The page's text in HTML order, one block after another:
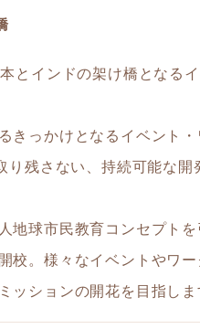
とインドの架け橋となるイ
きっかけとなるイベント・
り残さない、持続可能な開
地球市民教育コンセプトを
。様々なイベントやワー
ッションの開花を目指しま